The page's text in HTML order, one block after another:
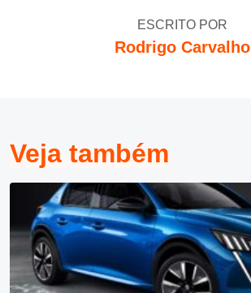
ESCRITO POR
Rodrigo Carvalho
Veja também